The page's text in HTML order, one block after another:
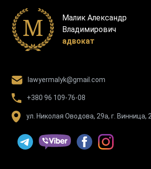
Малик Александр
Владимирович
адвокат
lawyermalyk@gmail.com
+380 96 109-76-08
ул. Николая Оводова, 29а, г. Винница,